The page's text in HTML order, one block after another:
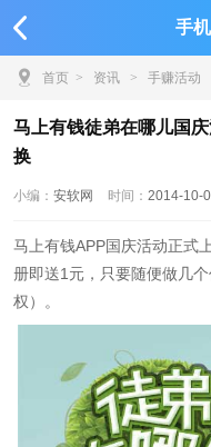
手
首页 > 资讯 > 手赚活动
送1元满5元可兑换
马上有钱徒弟在哪儿国
换
小编： 安软网 时间： 2014-10-
马上有钱APP国庆活动正式
册即送1元，只要随便做几
权）。